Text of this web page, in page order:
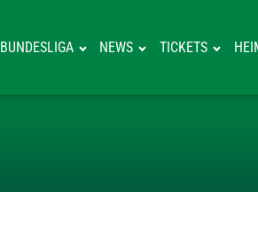
BUNDESLIGA NEWS TICKETS